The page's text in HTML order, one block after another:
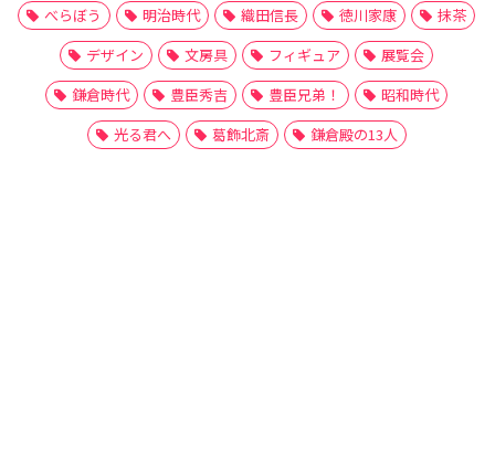
べらぼう
明治時代 織田信長 徳川家康
抹茶
デザイン
文房具 フィギュア
展覧会
鎌倉時代
豊臣秀吉 豊臣兄弟！
昭和時代
光る君へ
葛飾北斎 鎌倉殿の13人